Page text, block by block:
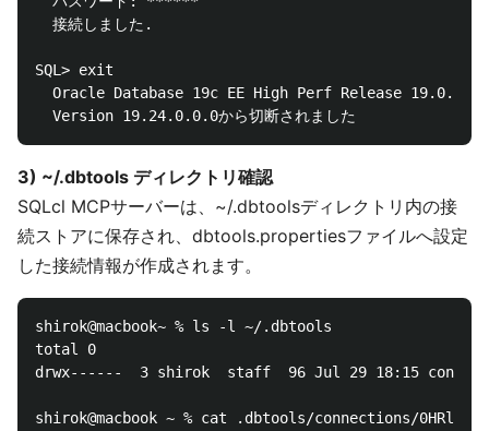
  接続しました.
SQL> exit
Oracle Database 19c EE High Perf Release
3) ~/.dbtools ディレクトリ確認
SQLcl MCPサーバーは、~/.dbtoolsディレクトリ内の接
続ストアに保存され、dbtools.propertiesファイルへ設定
した接続情報が作成されます。
shirok@macbook~ % ls -l ~/.dbtools
total 0
drwx------  3 shirok  staff  96 Jul 29 18:15
shirok@macbook ~ % cat .dbtools/connections/